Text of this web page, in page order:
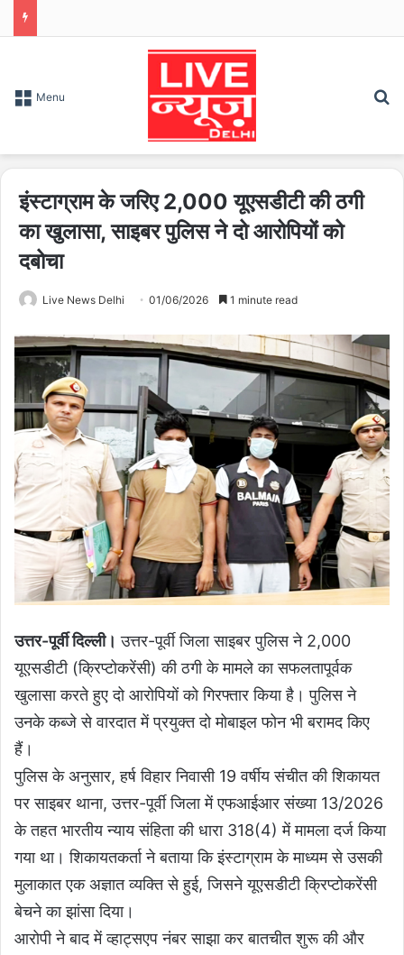
Menu
इंस्टाग्राम के जरिए 2,000 यूएसडीटी की ठगी
का खुलासा, साइबर पुलिस ने दो आरोपियों को
दबोचा
Live News Delhi 01/06/2026 1 minute read
उत्तर-पूर्वी दिल्ली। उत्तर-पूर्वी जिला साइबर पुलिस ने 2,000
यूएसडीटी (क्रिप्टोकरेंसी) की ठगी के मामले का सफलतापूर्वक
खुलासा करते हुए दो आरोपियों को गिरफ्तार किया है। पुलिस ने
उनके कब्जे से वारदात में प्रयुक्त दो मोबाइल फोन भी बरामद किए
हैं।
पुलिस के अनुसार, हर्ष विहार निवासी 19 वर्षीय संचीत की शिकायत
पर साइबर थाना, उत्तर-पूर्वी जिला में एफआईआर संख्या 13/2026
के तहत भारतीय न्याय संहिता की धारा 318(4) में मामला दर्ज किया
गया था। शिकायतकर्ता ने बताया कि इंस्टाग्राम के माध्यम से उसकी
मुलाकात एक अज्ञात व्यक्ति से हुई, जिसने यूएसडीटी क्रिप्टोकरेंसी
बेचने का झांसा दिया।
आरोपी ने बाद में व्हाट्सएप नंबर साझा कर बातचीत शुरू की और